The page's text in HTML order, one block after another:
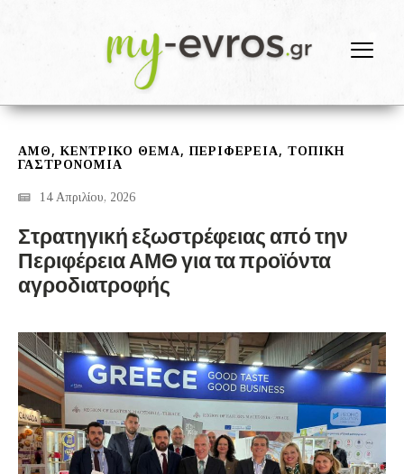
ΑΜΘ ,ΚΕΝΤΡΙΚΟ ΘΕΜΑ,ΠΕΡΙΦΕΡΕΙΑ, ΤΟΠΙΚΗ
ΓΑΣΤΡΟΝΟΜΙΑ
14 Απριλίου, 2026
Στρατηγική εξωστρέφειας από την
Περιφέρεια ΑΜΘ για τα προϊόντα
αγροδιατροφής